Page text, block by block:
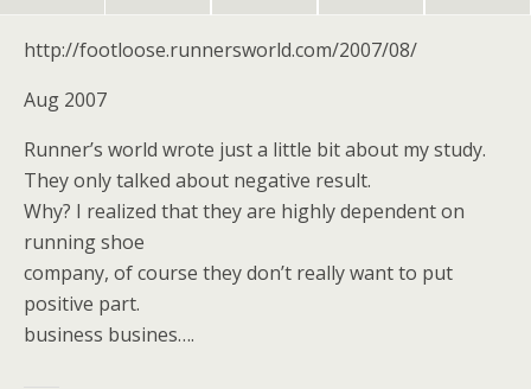
http://footloose.runnersworld.com/2007/08/
Aug 2007
Runner’s world wrote just a little bit about my study.
They only talked about negative result.
Why? I realized that they are highly dependent on
running shoe
company, of course they don’t really want to put
positive part.
business busines….